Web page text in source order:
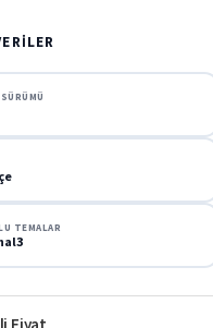
TEMALAR